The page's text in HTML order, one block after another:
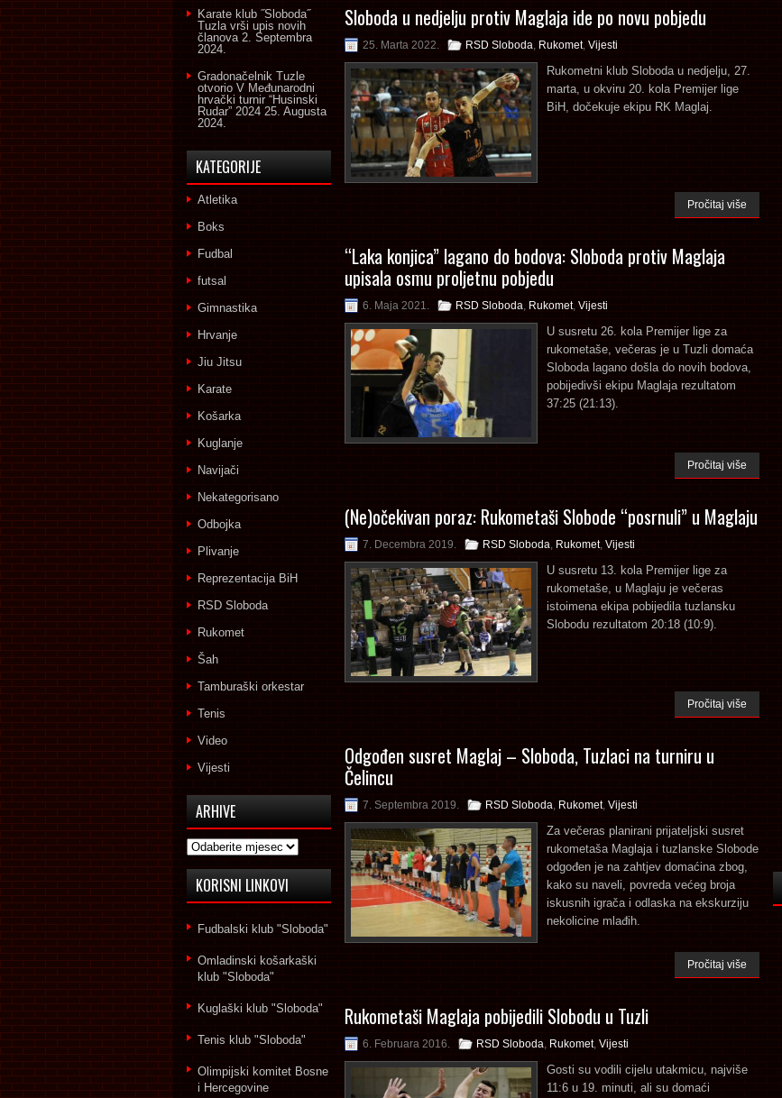
Sloboda u nedjelju protiv Maglaja ide po novu pobjedu
25. Marta 2022. RSD Sloboda, Rukomet, Vijesti
Rukometni klub Sloboda u nedjelju, 27.
marta, u okviru 20. kola Premijer lige
BiH, dočekuje ekipu RK Maglaj.
Pročitaj više
“Laka konjica” lagano do bodova: Sloboda protiv Maglaja
upisala osmu proljetnu pobjedu
6. Maja 2021. RSD Sloboda, Rukomet, Vijesti
U susretu 26. kola Premijer lige za
rukometaše, večeras je u Tuzli domaća
Sloboda lagano došla do novih bodova,
pobijedivši ekipu Maglaja rezultatom
37:25 (21:13).
Pročitaj više
(Ne)očekivan poraz: Rukometaši Slobode “posrnuli” u Maglaju
7. Decembra 2019. RSD Sloboda, Rukomet, Vijesti
U susretu 13. kola Premijer lige za
rukometaše, u Maglaju je večeras
istoimena ekipa pobijedila tuzlansku
Slobodu rezultatom 20:18 (10:9).
Pročitaj više
Odgođen susret Maglaj – Sloboda, Tuzlaci na turniru u
Čelincu
7. Septembra 2019. RSD Sloboda, Rukomet, Vijesti
Za večeras planirani prijateljski susret
rukometaša Maglaja i tuzlanske Slobode
odgođen je na zahtjev domaćina zbog,
kako su naveli, povreda većeg broja
iskusnih igrača i odlaska na ekskurziju
nekolicine mlađih.
Pročitaj više
Rukometaši Maglaja pobijedili Slobodu u Tuzli
6. Februara 2016. RSD Sloboda, Rukomet, Vijesti
Gosti su vodili cijelu utakmicu, najviše
11:6 u 19. minuti, ali su domaći
Karate klub ˝Sloboda˝
Tuzla vrši upis novih
članova 2. Septembra
2024.
Gradonačelnik Tuzle
otvorio V Međunarodni
hrvački turnir “Husinski
Rudar” 2024 25. Augusta
2024.
KATEGORIJE
Atletika
Boks
Fudbal
futsal
Gimnastika
Hrvanje
Jiu Jitsu
Karate
Košarka
Kuglanje
Navijači
Nekategorisano
Odbojka
Plivanje
Reprezentacija BiH
RSD Sloboda
Rukomet
Šah
Tamburaški orkestar
Tenis
Video
Vijesti
ARHIVE
Arhive
KORISNI LINKOVI
Fudbalski klub "Sloboda"
Omladinski košarkaški
klub "Sloboda"
Kuglaški klub "Sloboda"
Tenis klub "Sloboda"
Olimpijski komitet Bosne
i Hercegovine